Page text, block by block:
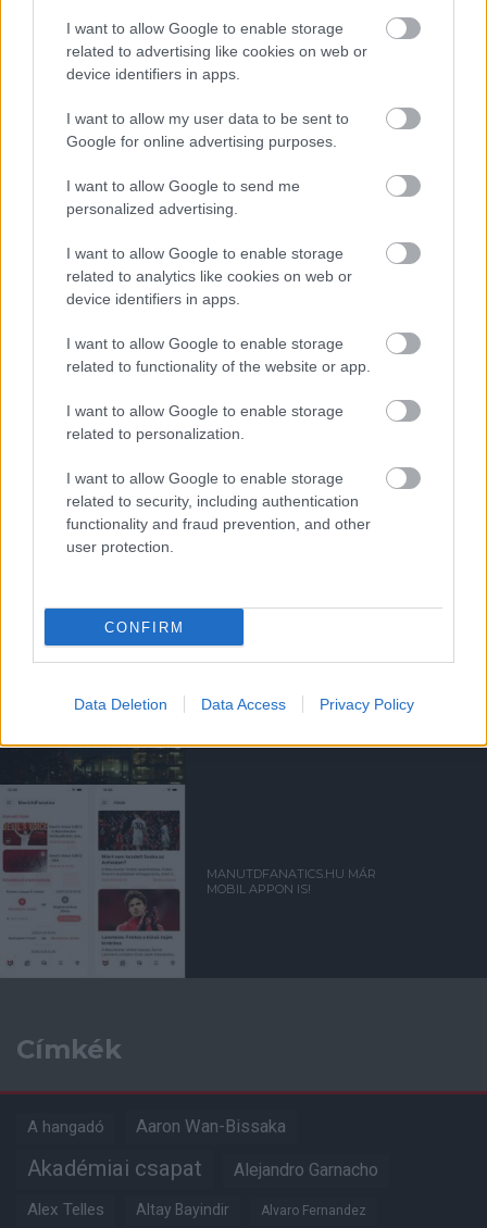
I want to allow Google to enable storage
related to advertising like cookies on web or
device identifiers in apps.
I want to allow my user data to be sent to
Google for online advertising purposes.
I want to allow Google to send me
personalized advertising.
I want to allow Google to enable storage
related to analytics like cookies on web or
device identifiers in apps.
I want to allow Google to enable storage
related to functionality of the website or app.
I want to allow Google to enable storage
related to personalization.
I want to allow Google to enable storage
related to security, including authentication
functionality and fraud prevention, and other
user protection.
CONFIRM
Data Deletion Data Access Privacy Policy
Kapcsolódó hírek
MANUTDFANATICS.HU
2025/26 FANTASY PREMIER
LEAGUE
SZTÁRCSAPAT -
NYEREMÉNYJÁTÉK
BOLDOG KARÁCSONYT!
MANUTDFANATICS.HU MÁR
MOBIL APPON IS!
Címkék
A hangadó Aaron Wan-Bissaka
Akadémiai csapat Alejandro Garnacho
Alex Telles Altay Bayindir Alvaro Fernandez